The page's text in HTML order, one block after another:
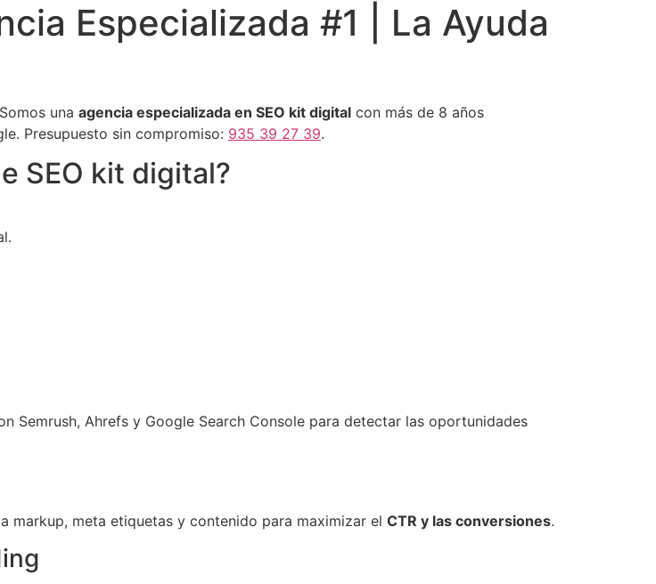
Especializada #1 | La Ayuda
una agencia especializada en SEO kit digital con más de 8 años
Presupuesto sin compromiso: 935 39 27 39.
SEO kit digital?
Semrush, Ahrefs y Google Search Console para detectar las oportunidades
markup, meta etiquetas y contenido para maximizar el CTR y las conversiones.